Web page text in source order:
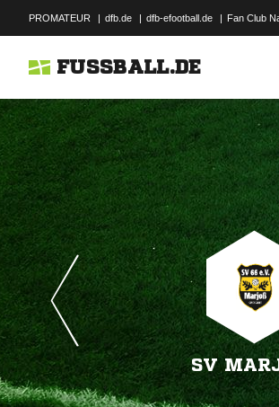
PROMATEUR | dfb.de | dfb-efootball.de | Fan Club
FUSSBALL.DE
SV